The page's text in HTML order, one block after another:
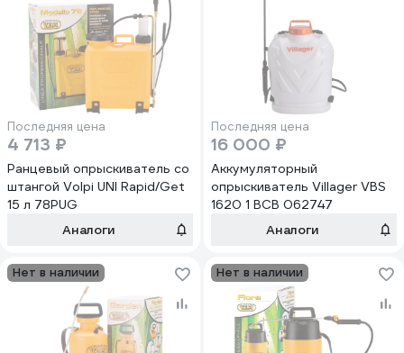
Последняя цена
4 713 ₽
Ранцевый опрыскиватель со
штангой Volpi UNI Rapid/Get
15 л 78PUG
Аналоги
Последняя цена
16 000 ₽
Аккумуляторный
опрыскиватель Villager VBS
1620 1 BCB 062747
Аналоги
Нет в наличии Нет в наличии